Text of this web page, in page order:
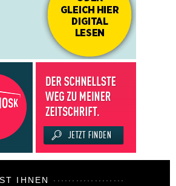
IHNEN